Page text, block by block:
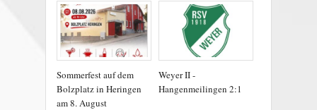
Sommerfest auf dem
Bolzplatz in Heringen
am 8. August
Weyer II -
Hangenmeilingen 2:1